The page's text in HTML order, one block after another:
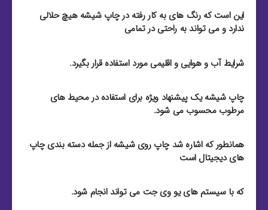
این است که رنگ های به کار رفته در چاپ شیشه هیچ حلالی
ندارد و می تواند به راحتی در تمامی
شرایط آب و هوایی و اقلیمی مورد استفاده قرار بگیرد.
چاپ شیشه یک پیشنهاد ویژه برای استفاده در محیط های
مرطوب محسوب می شود.
همانطور که اشاره شد چاپ روی شیشه از جمله دسته بندی چاپ
های دیجیتال است
که با سیستم های یو وی جت می تواند انجام شود.